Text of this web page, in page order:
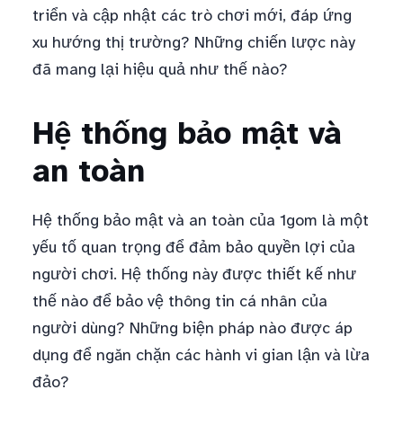
triển và cập nhật các trò chơi mới, đáp ứng
xu hướng thị trường? Những chiến lược này
đã mang lại hiệu quả như thế nào?
Hệ thống bảo mật và
an toàn
Hệ thống bảo mật và an toàn của 1gom là một
yếu tố quan trọng để đảm bảo quyền lợi của
người chơi. Hệ thống này được thiết kế như
thế nào để bảo vệ thông tin cá nhân của
người dùng? Những biện pháp nào được áp
dụng để ngăn chặn các hành vi gian lận và lừa
đảo?